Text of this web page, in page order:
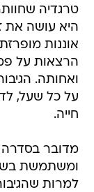
טרגדיה
היא עושה את
אוננות
הרצאות על
ואחותה.
על כל שעל,
חייה.
מדובר בסדרה
ומשתמשת
למרות